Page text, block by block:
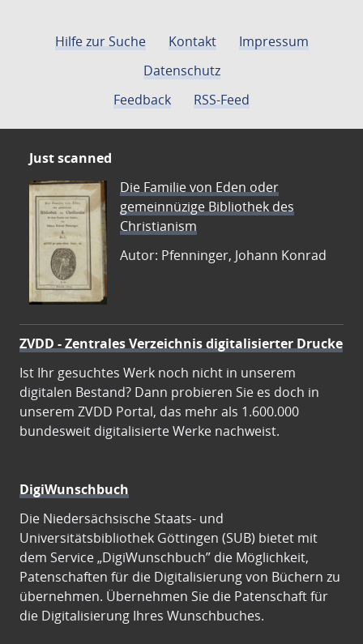
Hilfe zur Suche Kontakt
Impressum
Datenschutz
Feedback
RSS-Feed
Just scanned
Die Familie von Eden oder
gemeinnüzige Bibliothek des
Christianism
Autor: Pfenninger, Johann Konrad
ZVDD - Zentrales Verzeichnis digitalisierter Drucke
Ist Ihr gesuchtes Werk noch nicht in unserem
digitalen Bestand? Dann probieren Sie es doch in
unserem ZVDD Portal, das mehr als 1.600.000
bundesweit digitalisierte Werke nachweist.
DigiWunschbuch
Die Niedersächsische Staats- und
Universitätsbibliothek Göttingen (SUB) bietet mit
dem Service „DigiWunschbuch” die Möglichkeit,
Patenschaften für die Digitalisierung von Büchern zu
übernehmen. Übernehmen Sie die Patenschaft für
die Digitalisierung Ihres Wunschbuches.